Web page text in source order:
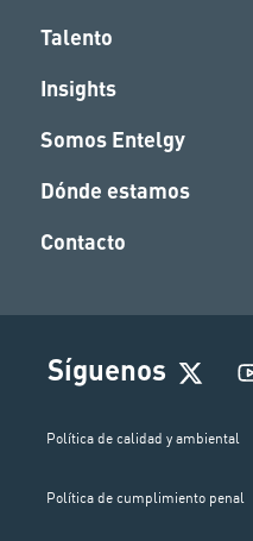
Talento
Insights
Somos Entelgy
Dónde estamos
Contacto
Síguenos
Política de calidad y ambiental
Política de cumplimiento penal